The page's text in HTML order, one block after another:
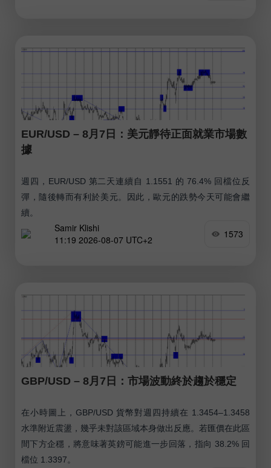
EUR/USD – 8月7日：美元靜待正面就業市場數
據
週四，EUR/USD 第二天連續自 1.1551 的 76.4% 回檔位反
彈，隨後轉而有利於美元。因此，歐元的跌勢今天可能會繼
續。
Samir Klishi
11:19 2026-08-07 UTC+2
1573
GBP/USD – 8月7日：市場波動終於趨於穩定
在小時圖上，GBP/USD 貨幣對週四持續在 1.3454–1.3458
水準附近震盪，幾乎未對該區域本身做出反應。若匯價在此區
間下方企穩，將意味著英鎊可能進一步回落，指向 38.2% 回
檔位 1.3397。